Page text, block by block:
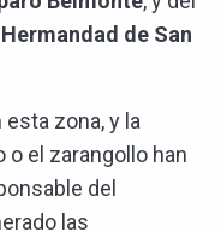
Hermandad de San
zona, y la
el zarangollo han
del
las